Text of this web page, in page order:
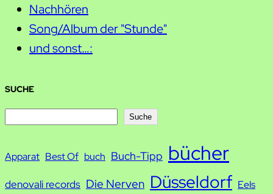
Nachhören
Song/Album der "Stunde"
und sonst…:
SUCHE
c
Suche
Apparat Best Of buch Buch-Tipp bücher
denovali records Die Nerven Düsseldorf Eels